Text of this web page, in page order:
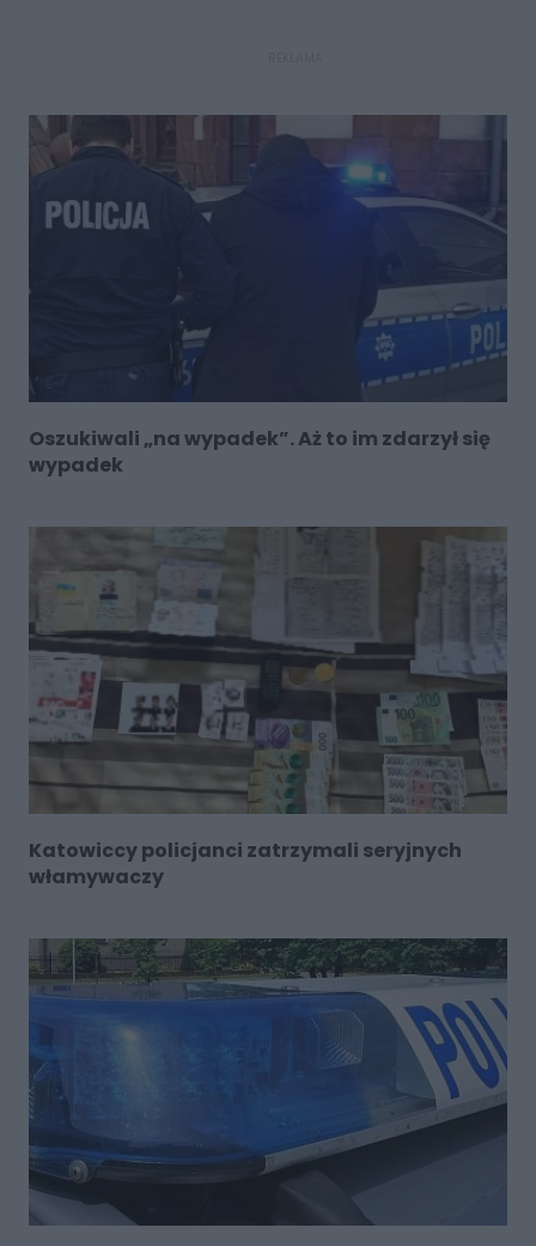
Oszukiwali „na wypadek”. Aż to im zdarzył się
wypadek
Katowiccy policjanci zatrzymali seryjnych
włamywaczy